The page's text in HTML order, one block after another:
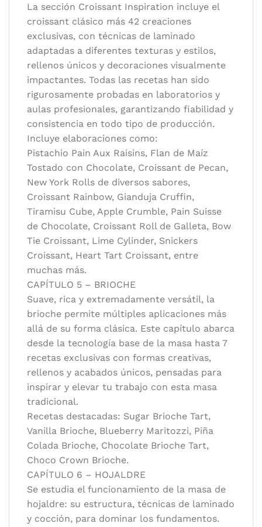
La sección Croissant Inspiration incluye el
croissant clásico más 42 creaciones
exclusivas, con técnicas de laminado
adaptadas a diferentes texturas y estilos,
rellenos únicos y decoraciones visualmente
impactantes. Todas las recetas han sido
rigurosamente probadas en laboratorios y
aulas profesionales, garantizando fiabilidad y
consistencia en todo tipo de producción.
Incluye elaboraciones como:
Pistachio Pain Aux Raisins, Flan de Maíz
Tostado con Chocolate, Croissant de Pecan,
New York Rolls de diversos sabores,
Croissant Rainbow, Gianduja Cruffin,
Tiramisu Cube, Apple Crumble, Pain Suisse
de Chocolate, Croissant Roll de Galleta, Bow
Tie Croissant, Lime Cylinder, Snickers
Croissant, Heart Tart Croissant, entre
muchas más.
CAPÍTULO 5 – BRIOCHE
Suave, rica y extremadamente versátil, la
brioche permite múltiples aplicaciones más
allá de su forma clásica. Este capítulo abarca
desde la tecnología base de la masa hasta 7
recetas exclusivas con formas creativas,
rellenos y acabados únicos, pensadas para
inspirar y elevar tu trabajo con esta masa
tradicional.
Recetas destacadas: Sugar Brioche Tart,
Vanilla Brioche, Blueberry Maritozzi, Piña
Colada Brioche, Chocolate Brioche Tart,
Choco Crown Brioche.
CAPÍTULO 6 – HOJALDRE
Se estudia el funcionamiento de la masa de
hojaldre: su estructura, técnicas de laminado
y cocción, para dominar los fundamentos.